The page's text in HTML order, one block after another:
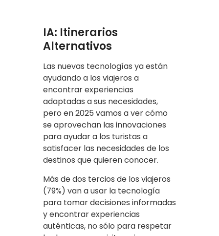
IA: Itinerarios
Alternativos
Las nuevas tecnologías ya están
ayudando a los viajeros a
encontrar experiencias
adaptadas a sus necesidades,
pero en 2025 vamos a ver cómo
se aprovechan las innovaciones
para ayudar a los turistas a
satisfacer las necesidades de los
destinos que quieren conocer.
Más de dos tercios de los viajeros
(79%) van a usar la tecnología
para tomar decisiones informadas
y encontrar experiencias
auténticas, no sólo para respetar